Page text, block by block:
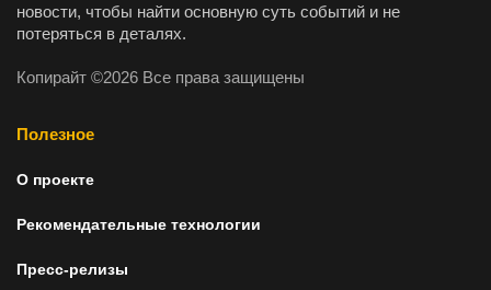
новости, чтобы найти основную суть событий и не
потеряться в деталях.
Копирайт ©2026 Все права защищены
Полезное
О проекте
Рекомендательные технологии
Пресс-релизы